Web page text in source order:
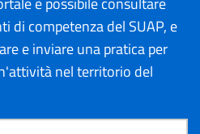
di competenza del SUAP, e
e inviare una pratica per
nel territorio del